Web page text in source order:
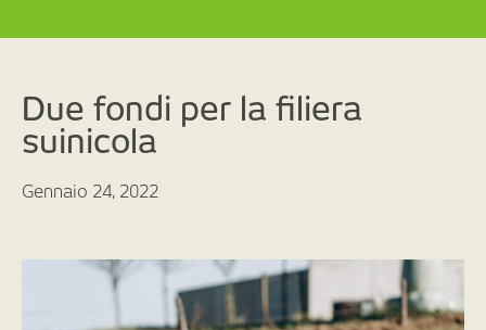
Due fondi per la filiera
suinicola
Gennaio 24, 2022